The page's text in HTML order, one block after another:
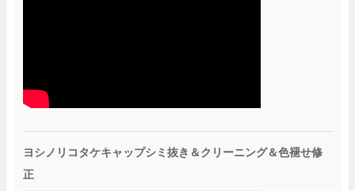
ヨシノリコタケキャップシミ抜き＆クリーニング＆色褪せ修
正